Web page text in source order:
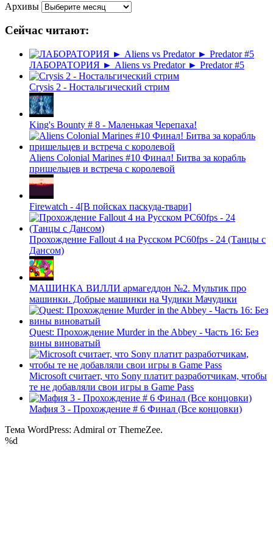
Архивы
Сейчас читают:
ЛАБОРАТОРИЯ ► Aliens vs Predator ► Predator #5
Crysis 2 - Ностальгический стрим
King's Bounty # 8 - Маленькая Черепаха!
Aliens Colonial Marines #10 Финал! Битва за корабль
пришельцев и встреча с королевой
Firewatch - 4[В пойсках паскуда-твари]
Прохождение Fallout 4 на Русском PС60fps - 24 (Танцы с
Дансом)
МАШИНКА ВИЛЛИ армагеддон №2. Мультик про
машинки. Добрые машинки на Чудики Мачудики
Quest: Прохождение Murder in the Abbey - Часть 16: Без
вины виноватый
Microsoft считает, что Sony платит разработчикам, чтобы
те не добавляли свои игры в Game Pass
Мафия 3 - Прохождение # 6 Финал (Все концовки)
Тема WordPress: Admiral от ThemeZee.
%d